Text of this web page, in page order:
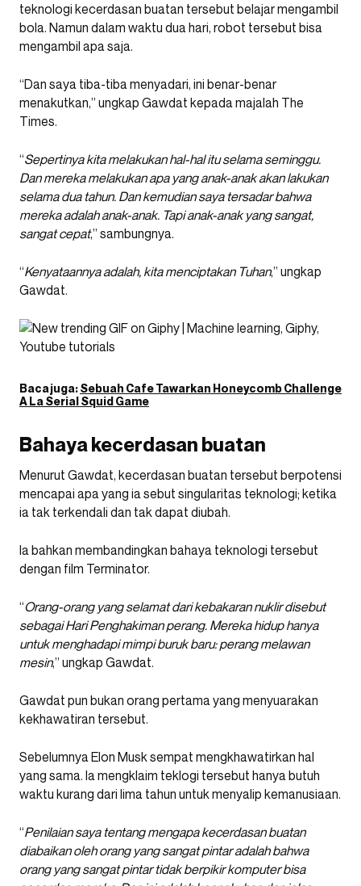
teknologi kecerdasan buatan tersebut belajar mengambil
bola. Namun dalam waktu dua hari, robot tersebut bisa
mengambil apa saja.
“Dan saya tiba-tiba menyadari, ini benar-benar
menakutkan,” ungkap Gawdat kepada majalah The
Times.
“Sepertinya kita melakukan hal-hal itu selama seminggu.
Dan mereka melakukan apa yang anak-anak akan lakukan
selama dua tahun. Dan kemudian saya tersadar bahwa
mereka adalah anak-anak. Tapi anak-anak yang sangat,
sangat cepat,” sambungnya.
“Kenyataannya adalah, kita menciptakan Tuhan,” ungkap
Gawdat.
Baca juga:Sebuah Cafe Tawarkan Honeycomb Challenge
A La Serial Squid Game
Bahaya kecerdasan buatan
Menurut Gawdat, kecerdasan buatan tersebut berpotensi
mencapai apa yang ia sebut singularitas teknologi; ketika
ia tak terkendali dan tak dapat diubah.
Ia bahkan membandingkan bahaya teknologi tersebut
dengan film Terminator.
“Orang-orang yang selamat dari kebakaran nuklir disebut
sebagai Hari Penghakiman perang. Mereka hidup hanya
untuk menghadapi mimpi buruk baru: perang melawan
mesin,” ungkap Gawdat.
Gawdat pun bukan orang pertama yang menyuarakan
kekhawatiran tersebut.
Sebelumnya Elon Musk sempat mengkhawatirkan hal
yang sama. Ia mengklaim teklogi tersebut hanya butuh
waktu kurang dari lima tahun untuk menyalip kemanusiaan.
“Penilaian saya tentang mengapa kecerdasan buatan
diabaikan oleh orang yang sangat pintar adalah bahwa
orang yang sangat pintar tidak berpikir komputer bisa